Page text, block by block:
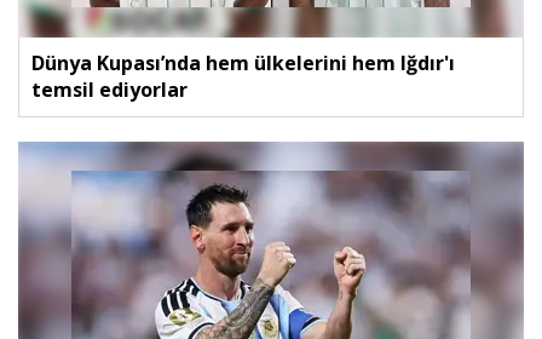
Dünya Kupası’nda hem ülkelerini hem Iğdır'ı
temsil ediyorlar